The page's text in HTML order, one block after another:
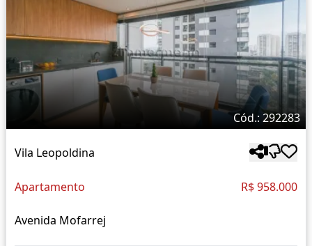
Cód.: 292283
Vila Leopoldina
Apartamento R$ 958.000
Avenida Mofarrej